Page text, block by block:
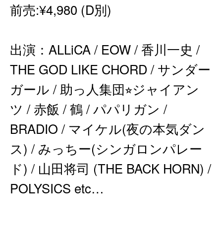
前売:¥4,980 (D別)
出演：ALLiCA / EOW / 香川一史 /
THE GOD LIKE CHORD / サンダー
ガール / 助っ人集団⭐︎ジャイアン
ツ / 赤飯 / 鶴 / パパリガン /
BRADIO / マイケル(夜の本気ダン
ス) / みっちー(シンガロンパレー
ド) / 山田将司 (THE BACK HORN) /
POLYSICS etc…